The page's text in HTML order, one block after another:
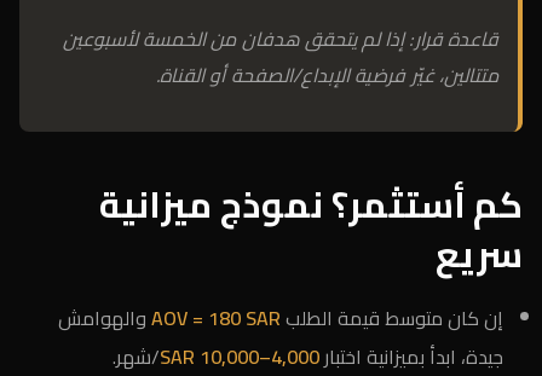
قاعدة قرار: إذا لم يتحقق هدفان من الخمسة لأسبوعين
متتالين، غيّر فرضية الإبداع/الصفحة أو القناة.
كم أستثمر؟ نموذج ميزانية
سريع
إن كان متوسط قيمة الطلبAOV = 180 SARوالهوامش
جيدة، ابدأ بميزانية اختبار4,000–10,000 SAR
/شهر.